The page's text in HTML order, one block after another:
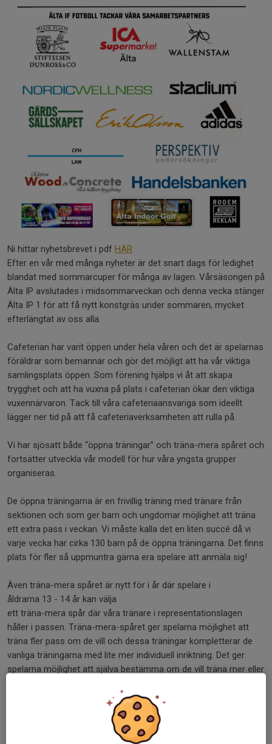
Ni hittar nyhetsbrevet i pdf HÄR
Efter en vår med många nyheter är det snart dags för ledighet
blandat med sommarcuper för många av lagen. Vårsäsongen på
Älta IP avslutades i midsommarveckan och denna vecka stänger
Älta IP 1 för att få nytt konstgräs under sommaren, mycket
efterlängtat av oss alla.
Cafeterian har varit öppen under hela våren och det är spelarnas
föräldrar som bemannar och gör det möjligt att ha vår viktiga
samlingsplats öppen. Som förening hjälps vi åt att skapa
trygghet och att ha vuxna på plats i cafeterian ökar den viktiga
vuxennärvaron. Tack till våra cafeteriaansvariga som ideellt
lägger ner tid på att få cafeteriaverksamheten att rulla på.
Vi har sjösatt både “öppna träningar” och träna-mera spåret och
fortsätter utveckla vår modell för hur våra yngsta grupper
organiseras.
De öppna träningarna är en frivillig träning med tränare från
sektionen och som ger barn och ungdomar möjlighet att träna
ett extra pass i veckan. Vi måste kalla det en liten succé då vi
varje vecka har cirka 130 barn på de öppna träningarna. Det finns
plats för fler så uppmuntra gärna era spelare att anmäla sig!
Även träna-mera spåret är nytt för i år där spelare i
åldrarna 13 - 14 år kan välja
ett träna-mera spår där våra tränare i representationslagen
håller i passen. Träna-mera-spåret ger spelarna möjlighet att
träna fler pass om de vill och dessa träningar kompletterar de
vanliga träningarna med lite mer individuell inriktning. Det ger
spelarna möjlighet att själva bestämma om de vill träna mer eller
Vi har även dragit i gång det vi kallar mikroutbildningar. Tanken är
att vi vid 3 till 5 tillfällen per år erbjuder utbildningar på mellan
90 - 120 minuter för att utveckla våra ledare i sitt ideella